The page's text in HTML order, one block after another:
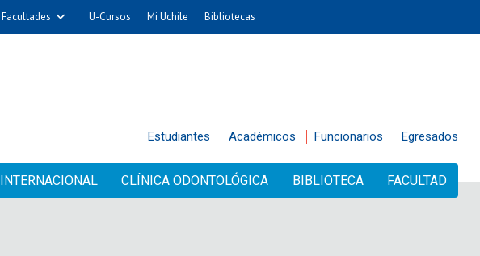
Facultades U-Cursos Mi Uchile Bibliotecas
Estudiantes Académicos Funcionarios Egresados
INTERNACIONAL CLÍNICA ODONTOLÓGICA BIBLIOTECA FACULTAD